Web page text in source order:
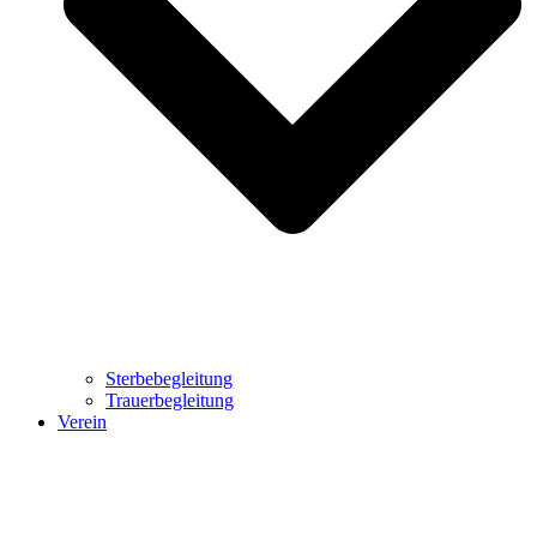
Sterbebegleitung
Trauerbegleitung
Verein